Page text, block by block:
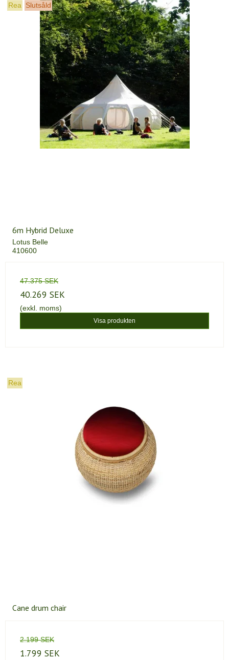
Rea Slutsåld
6m Hybrid Deluxe
Lotus Belle
410600
47.375 SEK
40.269 SEK
(exkl. moms)
Visa produkten
Rea
Cane drum chair
2.199 SEK
1.799 SEK